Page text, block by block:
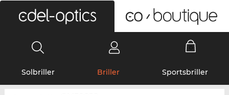
Solbriller Briller Sportsbriller